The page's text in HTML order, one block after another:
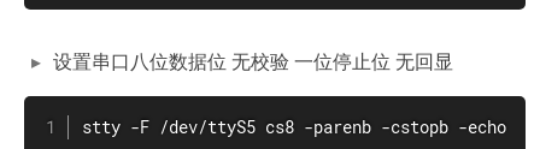
设置串口八位数据位 无校验 一位停止位 无回显
stty -F /dev/ttyS5 cs8 -parenb -cstopb -echo